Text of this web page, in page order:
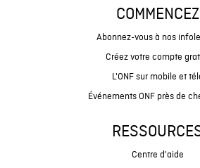
COMMENCEZ
Abonnez-vous à nos
Créez votre compte
L'ONF sur mobile et
Événements ONF près de
Centre d'aide